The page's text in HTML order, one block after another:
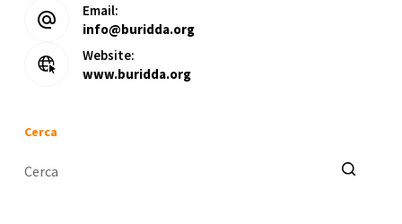
Email:
info@buridda.org
Website:
www.buridda.org
Cerca